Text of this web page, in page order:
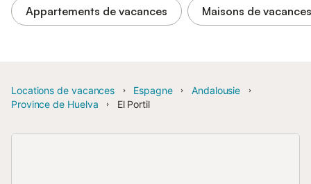
Appartements de vacances Maisons de vacances
Locations de vacances Espagne
Andalousie
Province de Huelva
El Portil